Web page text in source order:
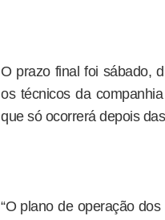
O prazo final foi sábado,
os técnicos da
que só ocorrerá depois
“O plano de operação